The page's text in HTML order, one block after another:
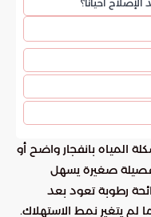
أحيانًا؟
المياه بانفجار واضح أو
صغيرة يسهل
رطوبة تعود بعد
لم يتغير نمط الاستهلاك.